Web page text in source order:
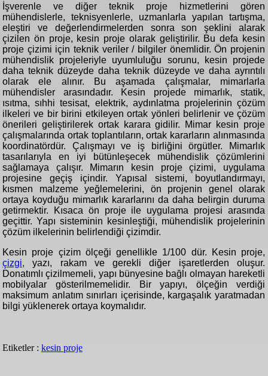
İşverenle ve diğer teknik proje hizmetlerini gören
mühendislerle, teknisyenlerle, uzmanlarla yapılan tartışma,
eleştiri ve değerlendirmelerden sonra son şeklini alarak
çizilen ön proje, kesin proje olarak geliştirilir. Bu defa kesin
proje çizimi için teknik veriler / bilgiler önemlidir. Ön projenin
mühendislik projeleriyle uyumluluğu sorunu, kesin projede
daha teknik düzeyde daha teknik düzeyde ve daha ayrıntılı
olarak ele alınır. Bu aşamada çalışmalar, mimarlarla
mühendisler arasındadır. Kesin projede mimarlık, statik,
ısıtma, sıhhi tesisat, elektrik, aydınlatma projelerinin çözüm
ilkeleri ve bir birini etkileyen ortak yönleri belirlenir ve çözüm
önerileri geliştirilerek ortak karara gidilir. Mimar kesin proje
çalışmalarında ortak toplantıların, ortak kararların alınmasında
koordinatördür. Çalışmayı ve iş birliğini örgütler. Mimarlık
tasarılarıyla en iyi bütünleşecek mühendislik çözümlerini
sağlamaya çalışır. Mimarın kesin proje çizimi, uygulama
projesine geçiş içindir. Yapısal sistemi, boyutlandırmayı,
kısmen malzeme yeğlemelerini, ön projenin genel olarak
ortaya koyduğu mimarlık kararlarını da daha belirgin duruma
getirmektir. Kısaca ön proje ile uygulama projesi arasında
geçittir. Yapı sisteminin kesinleştiği, mühendislik projelerinin
çözüm ilkelerinin belirlendiği çizimdir.
Kesin proje çizim ölçeği genellikle 1/100 dür. Kesin proje,
çizgi, yazı, rakam ve gerekli diğer işaretlerden oluşur.
Donatımlı çizilmemeli, yapı bünyesine bağlı olmayan hareketli
mobilyalar gösterilmemelidir. Bir yapıyı, ölçeğin verdiği
maksimum anlatım sınırları içerisinde, kargaşalık yaratmadan
bilgi yüklenerek ortaya koymalıdır.
Etiketler : kesin proje